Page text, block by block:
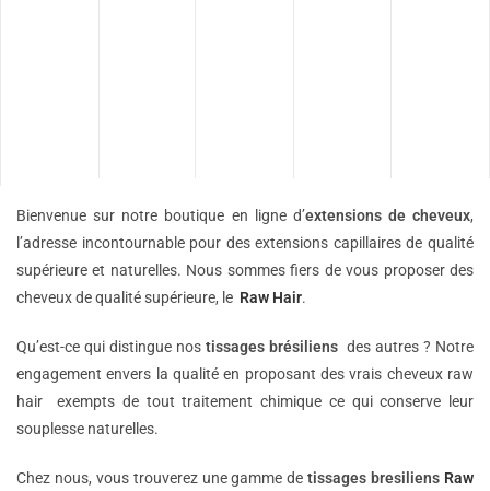
Bienvenue sur notre boutique en ligne d’extensions decheveux,
l’adresse incontournable pour des extensions capillaires de qualité
supérieure et naturelles. Nous sommes fiers de vous proposer des
cheveux de qualité supérieure, le Raw Hair.
Qu’est-ce qui distingue nos tissages brésiliens des autres ? Notre
engagement envers la qualité en proposant des vrais cheveux raw
hair exempts de tout traitement chimique ce qui conserve leur
souplesse naturelles.
Chez nous, vous trouverez une gamme detissages bresiliens Raw